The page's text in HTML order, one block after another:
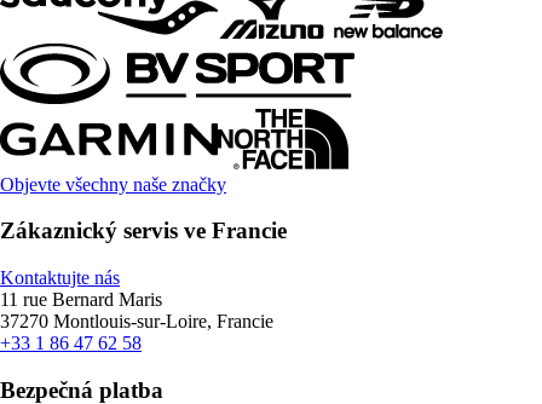
Objevte všechny naše značky
Zákaznický servis ve Francie
Kontaktujte nás
11 rue Bernard Maris
37270 Montlouis-sur-Loire, Francie
+33 1 86 47 62 58
Bezpečná platba